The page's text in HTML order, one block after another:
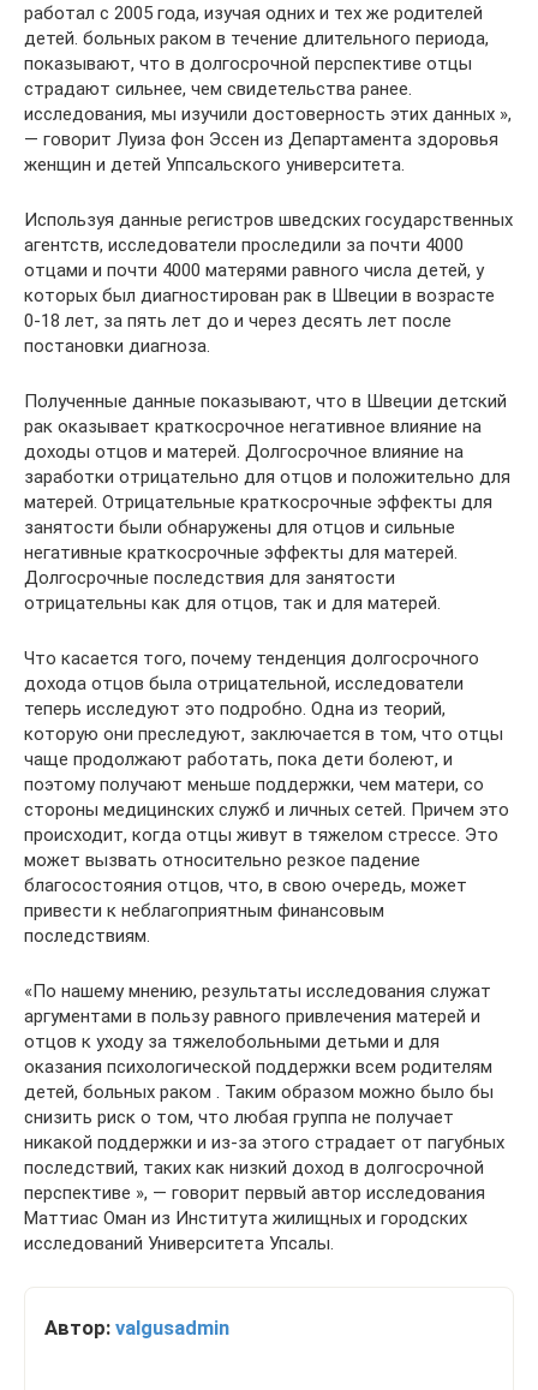
работал с 2005 года, изучая одних и тех же родителей
детей. больных раком в течение длительного периода,
показывают, что в долгосрочной перспективе отцы
страдают сильнее, чем свидетельства ранее.
исследования, мы изучили достоверность этих данных »,
— говорит Луиза фон Эссен из Департамента здоровья
женщин и детей Уппсальского университета.
Используя данные регистров шведских государственных
агентств, исследователи проследили за почти 4000
отцами и почти 4000 матерями равного числа детей, у
которых был диагностирован рак в Швеции в возрасте
0-18 лет, за пять лет до и через десять лет после
постановки диагноза.
Полученные данные показывают, что в Швеции детский
рак оказывает краткосрочное негативное влияние на
доходы отцов и матерей. Долгосрочное влияние на
заработки отрицательно для отцов и положительно для
матерей. Отрицательные краткосрочные эффекты для
занятости были обнаружены для отцов и сильные
негативные краткосрочные эффекты для матерей.
Долгосрочные последствия для занятости
отрицательны как для отцов, так и для матерей.
Что касается того, почему тенденция долгосрочного
дохода отцов была отрицательной, исследователи
теперь исследуют это подробно. Одна из теорий,
которую они преследуют, заключается в том, что отцы
чаще продолжают работать, пока дети болеют, и
поэтому получают меньше поддержки, чем матери, со
стороны медицинских служб и личных сетей. Причем это
происходит, когда отцы живут в тяжелом стрессе. Это
может вызвать относительно резкое падение
благосостояния отцов, что, в свою очередь, может
привести к неблагоприятным финансовым
последствиям.
«По нашему мнению, результаты исследования служат
аргументами в пользу равного привлечения матерей и
отцов к уходу за тяжелобольными детьми и для
оказания психологической поддержки всем родителям
детей, больных раком . Таким образом можно было бы
снизить риск о том, что любая группа не получает
никакой поддержки и из-за этого страдает от пагубных
последствий, таких как низкий доход в долгосрочной
перспективе », — говорит первый автор исследования
Маттиас Оман из Института жилищных и городских
исследований Университета Упсалы.
Автор: valgusadmin